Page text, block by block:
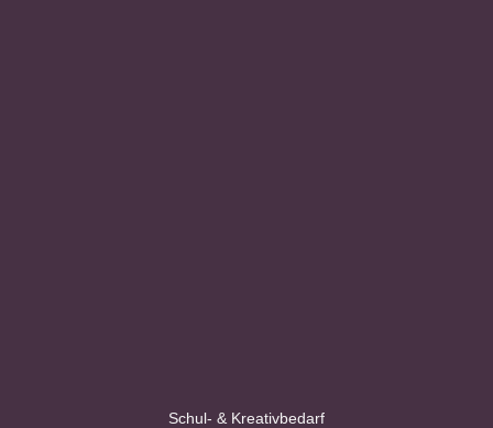
Schul- & Kreativbedarf